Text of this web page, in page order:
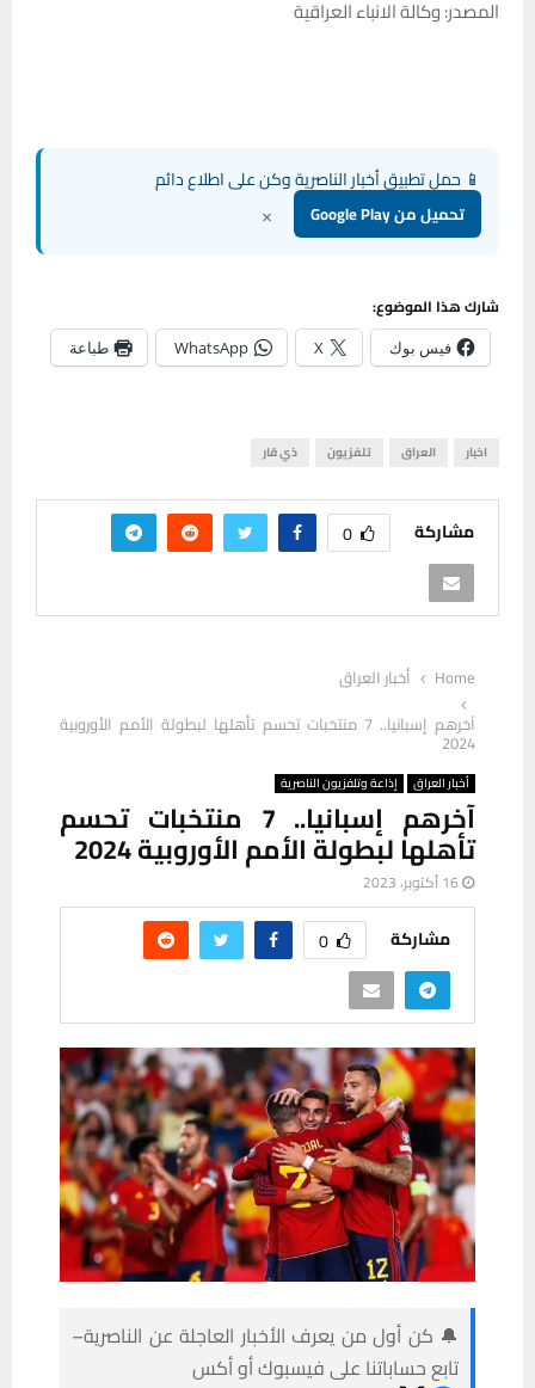
المصدر: وكالة الانباء العراقية
📱 حمل تطبيق أخبار الناصرية وكن على اطلاع دائم
تحميل من Google Play ×
شارك هذا الموضوع:
فيس بوك X
WhatsApp طباعة
اخبار العراق تلفزيون ذي قار
مشاركة 0
Home
أخبار العراق
آخرهم إسبانيا.. 7 منتخبات تحسم تأهلها لبطولة الأمم الأوروبية
2024
أخبار العراق إذاعة وتلفزيون الناصرية
آخرهم إسبانيا.. 7 منتخبات تحسم
تأهلها لبطولة الأمم الأوروبية 2024
16 أكتوبر، 2023
مشاركة 0
🔔 كن أول من يعرف الأخبار العاجلة عن الناصرية–
تابع حساباتنا على فيسبوك أو أكس